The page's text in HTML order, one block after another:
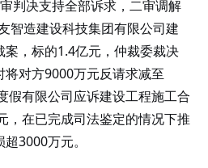
判决支持全部诉求，二审调解
智造建设科技集团有限公司建
，标的1.4亿元，仲裁委裁决
对方9000万元反请求减至
假有限公司应诉建设工程施工合
，在已完成司法鉴定的情况下推
3000万元。